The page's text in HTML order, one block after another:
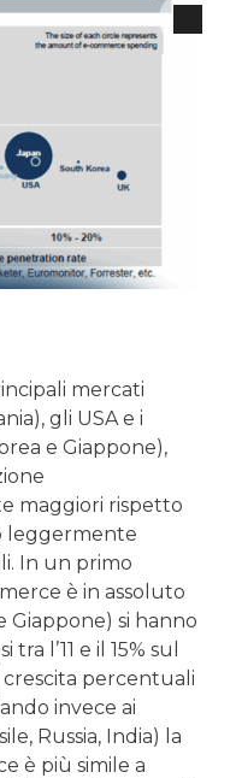
mercati
gli USA e i
e Giappone),
maggiori rispetto
leggermente
In un primo
è in assoluto
Giappone) si hanno
l’11 e il 15% sul
percentuali
invece ai
Russia, India) la
è più simile a